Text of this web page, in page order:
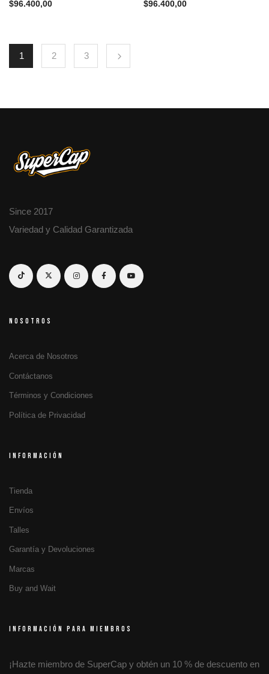
$96.400,00 $96.400,00
1 2 3
Since 2017
Variedad y Calidad Garantizada
NOSOTROS
Acerca de Nosotros
Contáctanos
Términos y Condiciones
Política de Privacidad
INFORMACIÓN
Tienda
Envíos
Talles
Garantía y Devoluciones
Marcas
Buy and Wait
INFORMACIÓN PARA MIEMBROS
¡Hazte miembro de SuperCap y obtén un 10 % de descuento en